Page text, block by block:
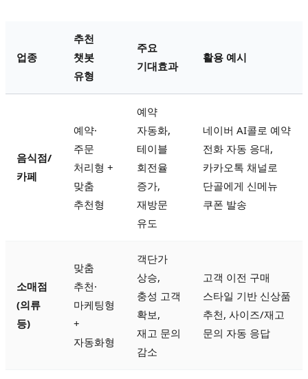
업종
추천
챗봇
유형
주요
기대효과
활용 예시
음식점/
카페
예약·
주문
처리형 +
맞춤
추천형
예약
자동화,
테이블
회전율
증가,
재방문
유도
네이버 AI콜로 예약
전화 자동 응대,
카카오톡 채널로
단골에게 신메뉴
쿠폰 발송
소매점
(의류
등)
맞춤
추천·
마케팅형
+
자동화형
객단가
상승,
충성 고객
확보,
재고 문의
감소
고객 이전 구매
스타일 기반 신상품
추천, 사이즈/재고
문의 자동 응답